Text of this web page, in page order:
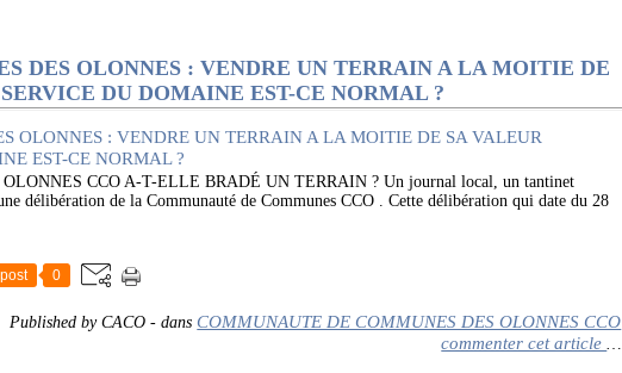
DES OLONNES : VENDRE UN TERRAIN A LA MOITIE DE
DU DOMAINE EST-CE NORMAL ?
CCO A-T-ELLE BRADÉ UN TERRAIN ? Un journal local, un tantinet
délibération de la Communauté de Communes CCO . Cette délibération qui date du 28
0
Published by CACO - dans COMMUNAUTE DE COMMUNES DES OLONNES CCO
commenter cet article …